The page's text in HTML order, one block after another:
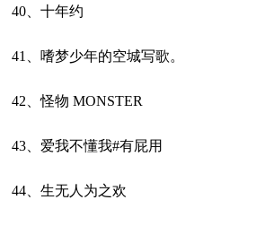
40、十年约
41、嗜梦少年的空城写歌。
42、怪物 MONSTER
43、爱我不懂我#有屁用
44、生无人为之欢